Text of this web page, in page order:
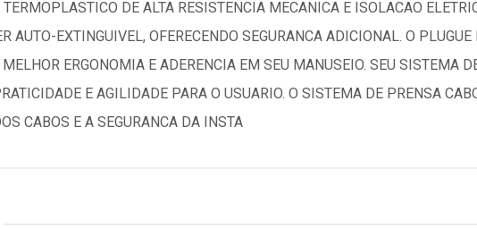
DE ALTA RESISTENCIA MECANICA E ISOLACAO
AUTO-EXTINGUIVEL, OFERECENDO SEGURANCA ADICIONAL. O
ERGONOMIA E ADERENCIA EM SEU MANUSEIO. SEU SISTEMA
E AGILIDADE PARA O USUARIO. O SISTEMA DE PRENSA
CABOS E A SEGURANCA DA INSTA